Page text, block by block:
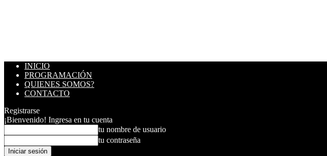
INICIO
PROGRAMACIÓN
QUIENES SOMOS?
CONTACTO
Registrarse
¡Bienvenido! Ingresa en tu cuenta
tu nombre de usuario
tu contraseña